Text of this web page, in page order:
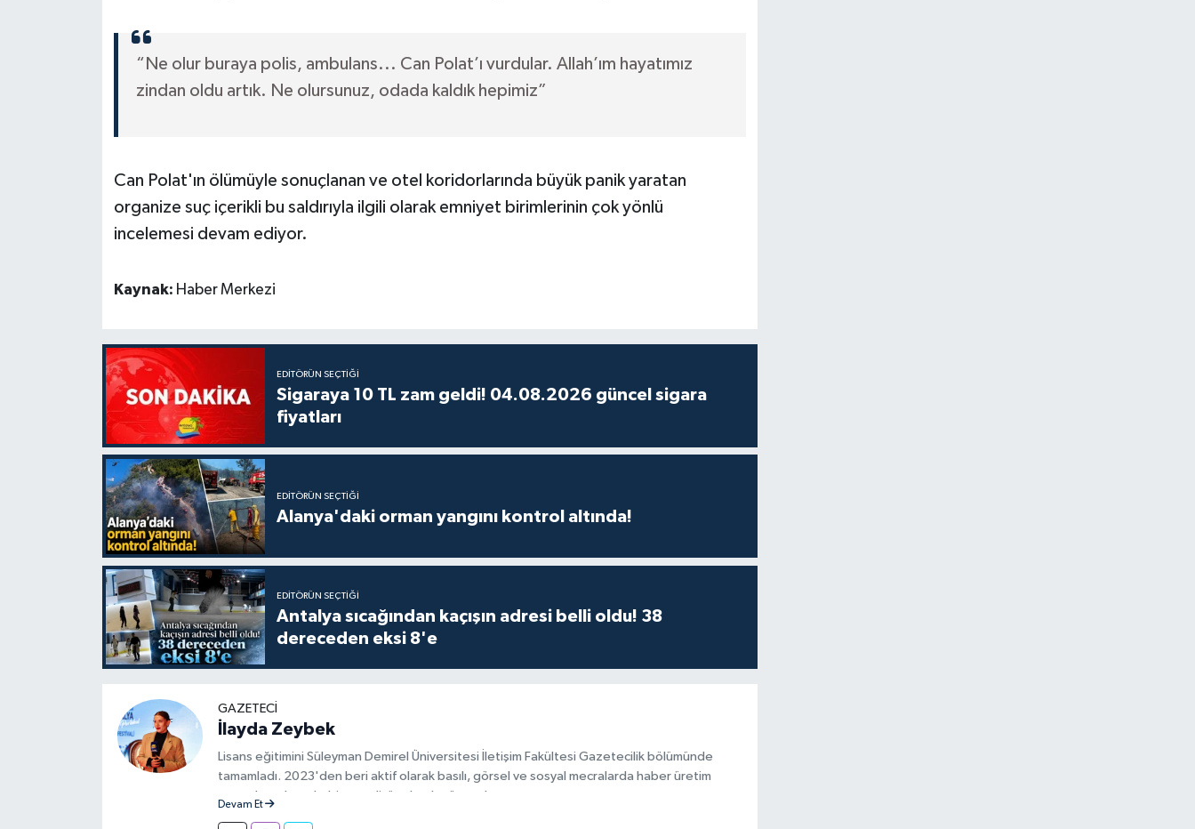
“Ne olur buraya polis, ambulans... Can Polat’ı vurdular. Allah’ım hayatımız
zindan oldu artık. Ne olursunuz, odada kaldık hepimiz”
Can Polat'ın ölümüyle sonuçlanan ve otel koridorlarında büyük panik yaratan
organize suç içerikli bu saldırıyla ilgili olarak emniyet birimlerinin çok yönlü
incelemesi devam ediyor.
Kaynak: Haber Merkezi
EDITÖRÜN SEÇTIĞI
Sigaraya 10 TL zam geldi! 04.08.2026 güncel sigara
fiyatları
EDITÖRÜN SEÇTIĞI
Alanya'daki orman yangını kontrol altında!
EDITÖRÜN SEÇTIĞI
Antalya sıcağından kaçışın adresi belli oldu! 38
dereceden eksi 8'e
GAZETECI
İlayda Zeybek
Lisans eğitimini Süleyman Demirel Üniversitesi İletişim Fakültesi Gazetecilik bölümünde
tamamladı. 2023'den beri aktif olarak basılı, görsel ve sosyal mecralarda haber üretim
aşamalarında muhabir ve editör olarak görev alıyor.
Devam Et